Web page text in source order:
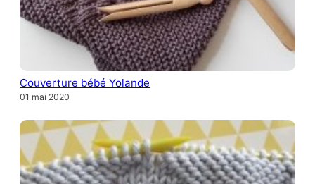
Couverture bébé Yolande
01 mai 2020